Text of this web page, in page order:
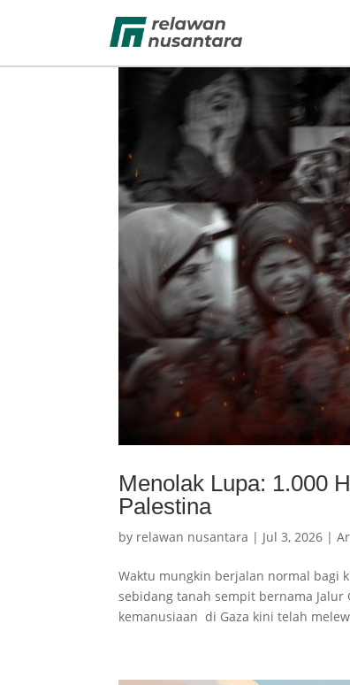
Menolak Lupa: 1.000
Palestina
by relawan nusantara | Jul 3, 2026 |
Waktu mungkin berjalan normal bagi
sebidang tanah sempit bernama
kemanusiaan di Gaza kini telah